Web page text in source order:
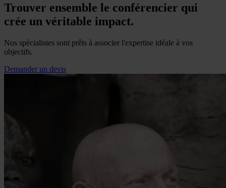
Trouver ensemble le conférencier qui
crée un véritable impact.
Nos spécialistes sont prêts à associer l'expertise idéale à vos
objectifs.
Demander un devis